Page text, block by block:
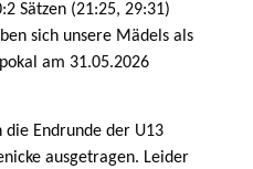
Sätzen (21:25, 29:31)
sich unsere Mädels als
am 31.05.2026
die Endrunde der U13
ausgetragen. Leider